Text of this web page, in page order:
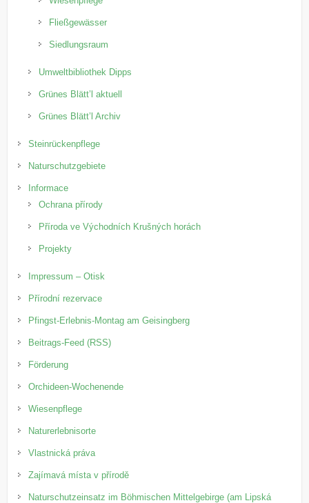
Fließgewässer
Siedlungsraum
Umweltbibliothek Dipps
Grünes Blätt’l aktuell
Grünes Blätt’l Archiv
Steinrückenpflege
Naturschutzgebiete
Informace
Ochrana přírody
Příroda ve Východních Krušných horách
Projekty
Impressum – Otisk
Přírodní rezervace
Pfingst-Erlebnis-Montag am Geisingberg
Beitrags-Feed (RSS)
Förderung
Orchideen-Wochenende
Wiesenpflege
Naturerlebnisorte
Vlastnická práva
Zajímavá místa v přírodě
Naturschutzeinsatz im Böhmischen Mittelgebirge (am Lipská